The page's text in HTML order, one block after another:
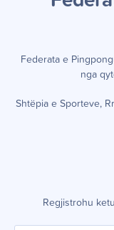
Federata e
nga
Shtëpia e Sporteve,
Regjistrohu